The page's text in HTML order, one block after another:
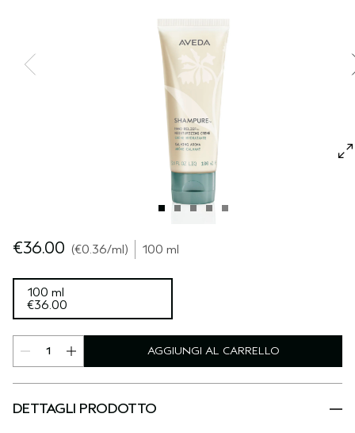
CUOIO CAPELLUTO SENSIBILE
TUTTE LE COLLEZIONI
€36.00 €0.36/ml 100 ml
100 ml
€36.00
AGGIUNGI AL CARRELLO
DETTAGLI PRODOTTO